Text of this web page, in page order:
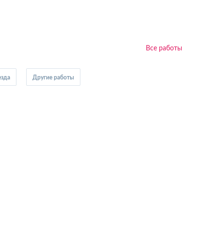
Все работы
Другие работы